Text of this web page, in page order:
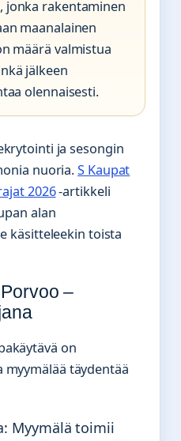
jonka rakentaminen
maanalainen
määrä valmistua
jälkeen
olennaisesti.
ja sesongin
nuoria.S Kaupat
2026-artikkeli
alan
käsitteleekin toista
–
on
myymälää täydentää
: Myymälä toimii